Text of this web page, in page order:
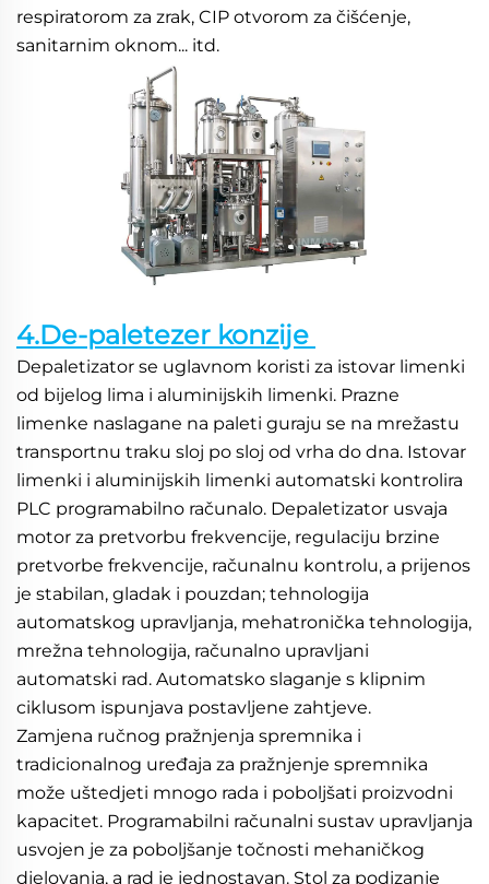
respiratorom za zrak, CIP otvorom za čišćenje,
sanitarnim oknom... itd.
4.De-paletezer konzije
Depaletizator se uglavnom koristi za istovar limenki
od bijelog lima i aluminijskih limenki. Prazne
limenke naslagane na paleti guraju se na mrežastu
transportnu traku sloj po sloj od vrha do dna. Istovar
limenki i aluminijskih limenki automatski kontrolira
PLC programabilno računalo. Depaletizator usvaja
motor za pretvorbu frekvencije, regulaciju brzine
pretvorbe frekvencije, računalnu kontrolu, a prijenos
je stabilan, gladak i pouzdan; tehnologija
automatskog upravljanja, mehatronička tehnologija,
mrežna tehnologija, računalno upravljani
automatski rad. Automatsko slaganje s klipnim
ciklusom ispunjava postavljene zahtjeve.
Zamjena ručnog pražnjenja spremnika i
tradicionalnog uređaja za pražnjenje spremnika
može uštedjeti mnogo rada i poboljšati proizvodni
kapacitet. Programabilni računalni sustav upravljanja
usvojen je za poboljšanje točnosti mehaničkog
djelovanja, a rad je jednostavan. Stol za podizanje